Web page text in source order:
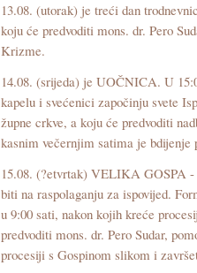
13.08. (utorak) je treći dan
koju će predvoditi mons. dr. Pero
Krizme.
14.08. (srijeda) je UOČNICA. U
kapelu i svećenici započinju svete
župne crkve, a koju će predvoditi
kasnim večernjim satima je
15.08. (?etvrtak) VELIKA GOSPA
biti na raspolaganju za ispovijed.
u 9:00 sati, nakon kojih kreće
predvoditi mons. dr. Pero Sudar,
procesiji s Gospinom slikom i